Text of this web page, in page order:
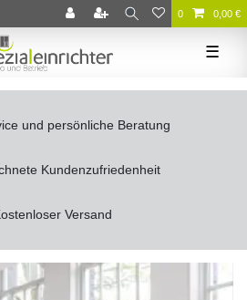
0 0,00 €
☰
und persönliche Beratung
Kundenzufriedenheit
Versand